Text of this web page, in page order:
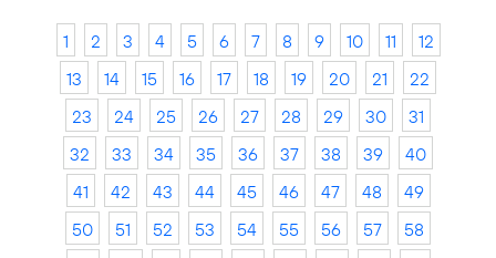
1 2 3 4 5 6 7 8 9 10 11
12
13
14 15 16 17 18 19 20 21
22
23
24 25 26 27 28 29 30
31
32
33 34 35 36 37 38 39
40
41
42 43 44 45 46 47 48
49
50
51 52 53 54 55 56 57
58